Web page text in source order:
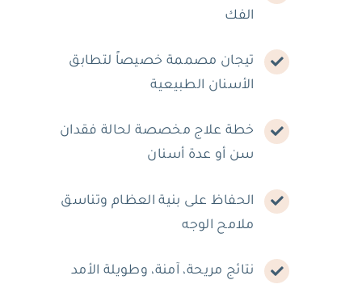
الفك
تيجان مصممة خصيصاً لتطابق
الأسنان الطبيعية
خطة علاج مخصصة لحالة فقدان
سن أو عدة أسنان
الحفاظ على بنية العظام وتناسق
ملامح الوجه
نتائج مريحة، آمنة، وطويلة الأمد